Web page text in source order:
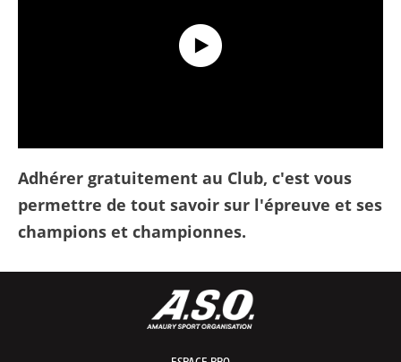
Adhérer gratuitement au Club, c'est vous
permettre de tout savoir sur l'épreuve et ses
champions et championnes.